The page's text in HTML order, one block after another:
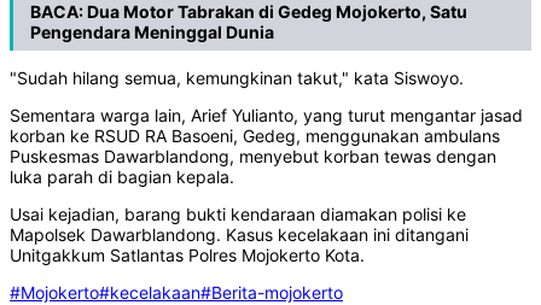
BACA:Dua Motor Tabrakan di Gedeg Mojokerto, Satu
Pengendara Meninggal Dunia
"Sudah hilang semua, kemungkinan takut," kata Siswoyo.
Sementara warga lain, Arief Yulianto, yang turut mengantar jasad
korban ke RSUD RA Basoeni, Gedeg, menggunakan ambulans
Puskesmas Dawarblandong, menyebut korban tewas dengan
luka parah di bagian kepala.
Usai kejadian, barang bukti kendaraan diamakan polisi ke
Mapolsek Dawarblandong. Kasus kecelakaan ini ditangani
Unitgakkum Satlantas Polres Mojokerto Kota.
#Mojokerto#kecelakaan#Berita-mojokerto